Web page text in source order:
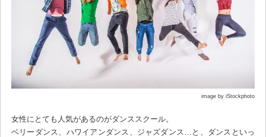
image by iStockphoto
女性にとても人気があるのがダンススクール。
ベリーダンス、ハワイアンダンス、ジャズダンス…と、ダンスといっ